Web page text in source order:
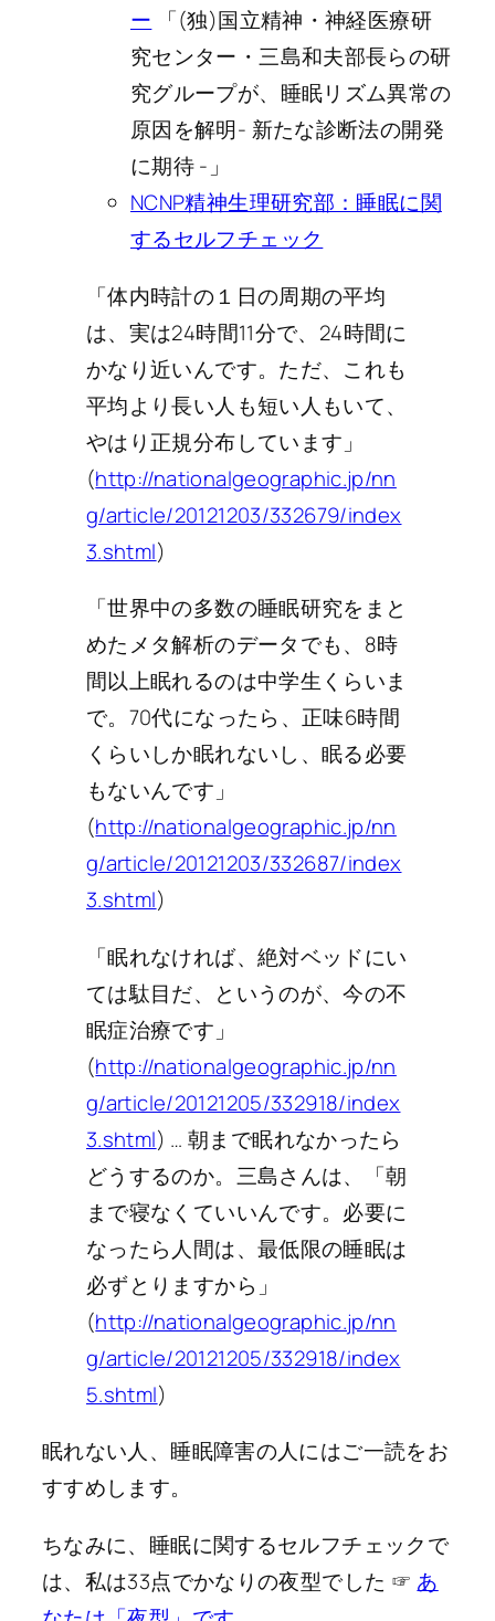
ー 「(独)国立精神・神経医療研
究センター・三島和夫部長らの研
究グループが、睡眠リズム異常の
原因を解明- 新たな診断法の開発
に期待 -」
NCNP精神生理研究部：睡眠に関
するセルフチェック
「体内時計の１日の周期の平均
は、実は24時間11分で、24時間に
かなり近いんです。ただ、これも
平均より長い人も短い人もいて、
やはり正規分布しています」
(http://nationalgeographic.jp/nn
g/article/20121203/332679/index
3.shtml)
「世界中の多数の睡眠研究をまと
めたメタ解析のデータでも、8時
間以上眠れるのは中学生くらいま
で。70代になったら、正味6時間
くらいしか眠れないし、眠る必要
もないんです」
(http://nationalgeographic.jp/nn
g/article/20121203/332687/index
3.shtml)
「眠れなければ、絶対ベッドにい
ては駄目だ、というのが、今の不
眠症治療です」
(http://nationalgeographic.jp/nn
g/article/20121205/332918/index
3.shtml) … 朝まで眠れなかったら
どうするのか。三島さんは、「朝
まで寝なくていいんです。必要に
なったら人間は、最低限の睡眠は
必ずとりますから」
(http://nationalgeographic.jp/nn
g/article/20121205/332918/index
5.shtml)
眠れない人、睡眠障害の人にはご一読をお
すすめします。
ちなみに、睡眠に関するセルフチェックで
は、私は33点でかなりの夜型でした ☞ あ